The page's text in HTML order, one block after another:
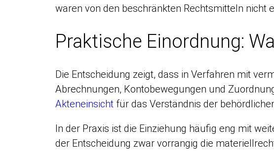
waren von den beschränkten Rechtsmitteln nicht
Praktische Einordnung:
Die Entscheidung zeigt, dass in Verfahren mit
Abrechnungen, Kontobewegungen und
Akteneinsicht für das Verständnis der
In der Praxis ist die Einziehung häufig eng mit
der Entscheidung zwar vorrangig die